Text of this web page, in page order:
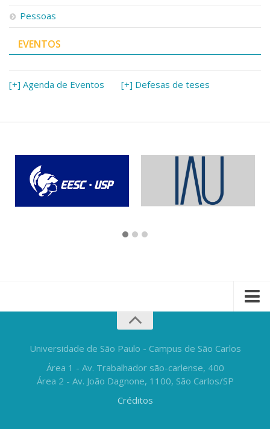
Pessoas
EVENTOS
[+] Agenda de Eventos [+] Defesas de teses
Universidade de São Paulo - Campus de São Carlos
Área 1 - Av. Trabalhador são-carlense, 400
Área 2 - Av. João Dagnone, 1100, São Carlos/SP
Créditos